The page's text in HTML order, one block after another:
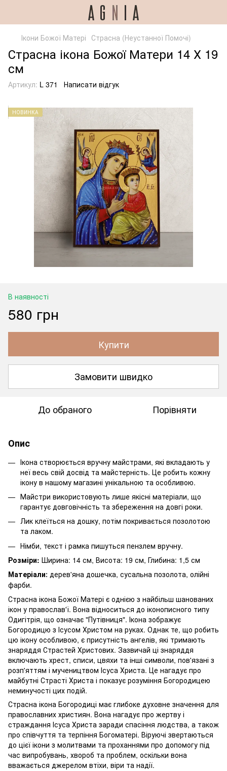
Ікони Божої Матері Страсна (Неустанної Помочі)
Страсна ікона Божої Матери 14 Х 19
см
Артикул: L 371 Написати відгук
НОВИНКА
В наявності
580 грн
Купити
Замовити швидко
До обраного Порівняти
Опис
Ікона створюється вручну майстрами, які вкладають у
неї весь свій досвід та майстерність. Це робить кожну
ікону в нашому магазині унікальною та особливою.
Майстри використовують лише якісні матеріали, що
гарантує довговічність та збереження на довгі роки.
Лик клеїться на дошку, потім покривається позолотою
та лаком.
Німби, текст і рамка пишуться пензлем вручну.
Розміри: Ширина: 14 см, Висота: 19 см, Глибина: 1,5 см
Матеріали: дерев'яна дошечка, сусальна позолота, олійні
фарби.
Страсна ікона Божої Матері є однією з найбільш шанованих
ікон у православ'ї. Вона відноситься до іконописного типу
Одигітрія, що означає "Путівниця". Ікона зображує
Богородицю з Ісусом Христом на руках. Однак те, що робить
цю ікону особливою, є присутність ангелів, які тримають
знаряддя Страстей Христових. Зазвичай ці знаряддя
включають хрест, списи, цвяхи та інші символи, пов'язані з
розп'яттям і мучеництвом Ісуса Христа. Це нагадує про
майбутні Страсті Христа і показує розуміння Богородицею
неминучості цих подій.
Страсна ікона Богородиці має глибоке духовне значення для
православних християн. Вона нагадує про жертву і
страждання Ісуса Христа заради спасіння людства, а також
про співчуття та терпіння Богоматері. Віруючі звертаються
до цієї ікони з молитвами та проханнями про допомогу під
час випробувань, хвороб та проблем, оскільки вона
вважається джерелом втіхи, віри та надії.